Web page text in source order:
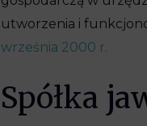
utworzenia i
września 2000 r.
Spółka